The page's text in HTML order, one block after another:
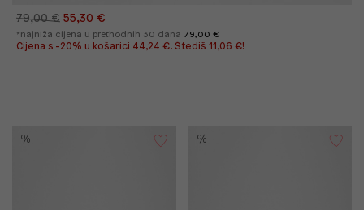
79,00 € 55,30 €
*najniža cijena u prethodnih 30 dana 79,00 €
Cijena s -20% u košarici 44,24 €. Štediš 11,06 €!
% %